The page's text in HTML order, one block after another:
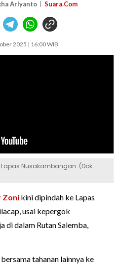
Arlyanto Suara.Com
2025 | 16:00 WIB
Nusakambangan. (Dok.
Zoni kini dipindah ke Lapas
usai kepergok
di dalam Rutan Salemba,
tahanan lainnya ke